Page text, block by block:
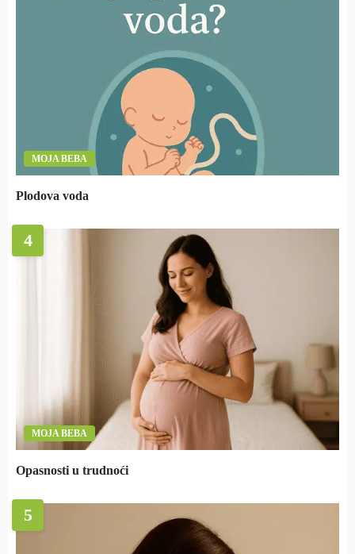
MOJA BEBA
Plodova voda
4
MOJA BEBA
Opasnosti u trudnoći
5